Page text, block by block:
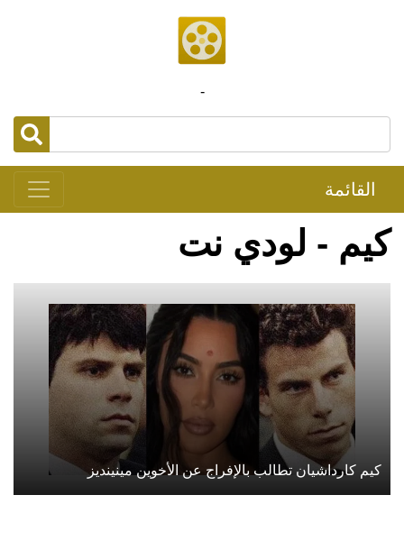
-
القائمة
كيم - لودي نت
كيم كارداشيان تطالب بالإفراج عن الأخوين مينينديز